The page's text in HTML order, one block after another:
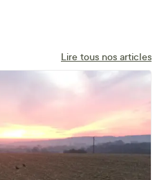
Lire tous nos articles